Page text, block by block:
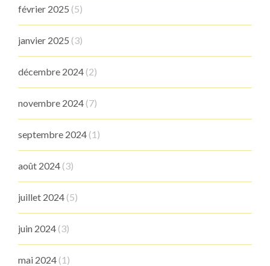
février 2025 (5)
janvier 2025 (3)
décembre 2024 (2)
novembre 2024 (7)
septembre 2024 (1)
août 2024 (3)
juillet 2024 (5)
juin 2024 (3)
mai 2024 (1)